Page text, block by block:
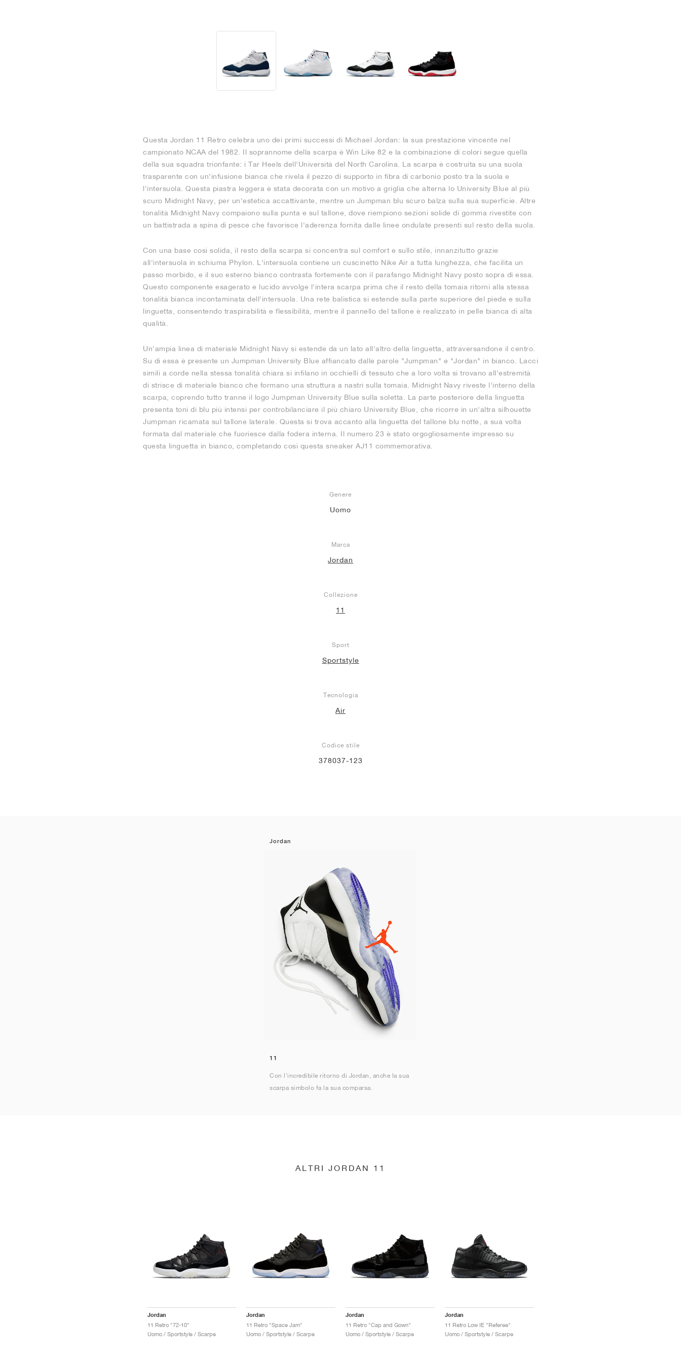
Questa Jordan 11 Retro celebra uno dei primi successi di Michael Jordan: la sua prestazione vincente nel
campionato NCAA del 1982. Il soprannome della scarpa è Win Like 82 e la combinazione di colori segue quella
della sua squadra trionfante: i Tar Heels dell'Università del North Carolina. La scarpa è costruita su una suola
trasparente con un'infusione bianca che rivela il pezzo di supporto in fibra di carbonio posto tra la suola e
l'intersuola. Questa piastra leggera è stata decorata con un motivo a griglia che alterna lo University Blue al più
scuro Midnight Navy, per un'estetica accattivante, mentre un Jumpman blu scuro balza sulla sua superficie. Altre
tonalità Midnight Navy compaiono sulla punta e sul tallone, dove riempiono sezioni solide di gomma rivestite con
un battistrada a spina di pesce che favorisce l'aderenza fornita dalle linee ondulate presenti sul resto della suola.
Con una base così solida, il resto della scarpa si concentra sul comfort e sullo stile, innanzitutto grazie
all'intersuola in schiuma Phylon. L'intersuola contiene un cuscinetto Nike Air a tutta lunghezza, che facilita un
passo morbido, e il suo esterno bianco contrasta fortemente con il parafango Midnight Navy posto sopra di essa.
Questo componente esagerato e lucido avvolge l'intera scarpa prima che il resto della tomaia ritorni alla stessa
tonalità bianca incontaminata dell'intersuola. Una rete balistica si estende sulla parte superiore del piede e sulla
linguetta, consentendo traspirabilità e flessibilità, mentre il pannello del tallone è realizzato in pelle bianca di alta
qualità.
Un'ampia linea di materiale Midnight Navy si estende da un lato all'altro della linguetta, attraversandone il centro.
Su di essa è presente un Jumpman University Blue affiancato dalle parole "Jumpman" e "Jordan" in bianco. Lacci
simili a corde nella stessa tonalità chiara si infilano in occhielli di tessuto che a loro volta si trovano all'estremità
di strisce di materiale bianco che formano una struttura a nastri sulla tomaia. Midnight Navy riveste l'interno della
scarpa, coprendo tutto tranne il logo Jumpman University Blue sulla soletta. La parte posteriore della linguetta
presenta toni di blu più intensi per controbilanciare il più chiaro University Blue, che ricorre in un'altra silhouette
Jumpman ricamata sul tallone laterale. Questa si trova accanto alla linguetta del tallone blu notte, a sua volta
formata dal materiale che fuoriesce dalla fodera interna. Il numero 23 è stato orgogliosamente impresso su
questa linguetta in bianco, completando così questa sneaker AJ11 commemorativa.
Genere
Uomo
Marca
Jordan
Collezione
11
Sport
Sportstyle
Tecnologia
Air
Codice stile
378037-123
Jordan
11
Con l'incredibile ritorno di Jordan, anche la sua
scarpa simbolo fa la sua comparsa.
ALTRI JORDAN 11
Jordan
11 Retro "72-10"
Uomo / Sportstyle / Scarpe
Jordan
11 Retro "Space Jam"
Uomo / Sportstyle / Scarpe
Jordan
11 Retro "Cap and Gown"
Uomo / Sportstyle / Scarpe
Jordan
11 Retro Low IE "Referee"
Uomo / Sportstyle / Scarpe